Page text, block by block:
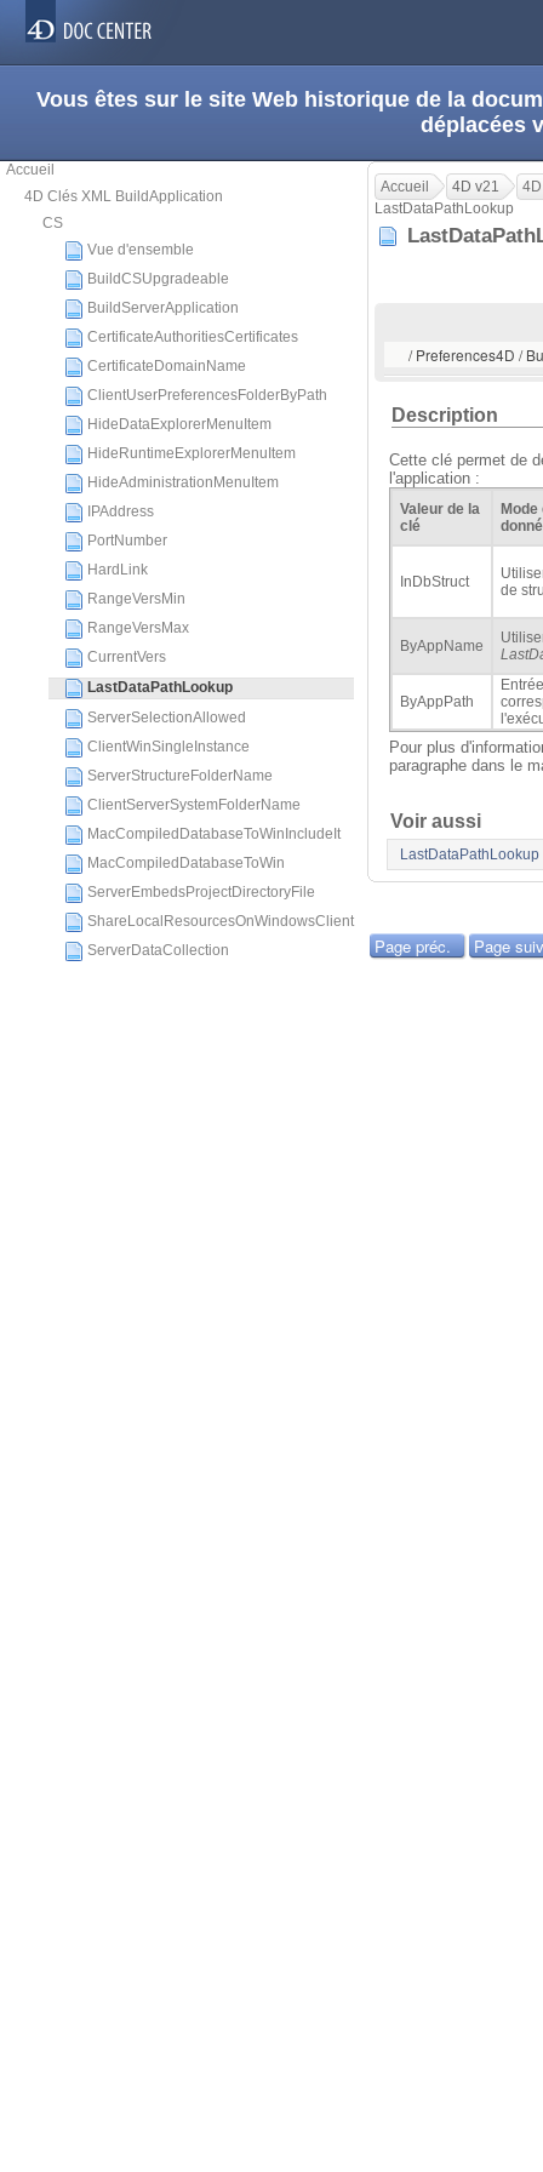
Vous êtes sur le site Web historique de la
déplacées
Accueil
4D Clés XML BuildApplication
CS
Vue d'ensemble
BuildCSUpgradeable
BuildServerApplication
CertificateAuthoritiesCertificates
CertificateDomainName
ClientUserPreferencesFolderByPath
HideDataExplorerMenuItem
HideRuntimeExplorerMenuItem
HideAdministrationMenuItem
IPAddress
PortNumber
HardLink
RangeVersMin
RangeVersMax
CurrentVers
LastDataPathLookup
ServerSelectionAllowed
ClientWinSingleInstance
ServerStructureFolderName
ClientServerSystemFolderName
MacCompiledDatabaseToWinIncludeIt
MacCompiledDatabaseToWin
ServerEmbedsProjectDirectoryFile
ShareLocalResourcesOnWindowsClient
ServerDataCollection
Accueil 4D v21
LastDataPathLookup
/ Preferences4D /
Description
Cette clé permet de
l'application :
Valeur de la
clé
InDbStruct
de
ByAppName
ByAppPath
Pour plus
paragraphe dans le
Voir aussi
LastDataPathLookup
Page préc. Page